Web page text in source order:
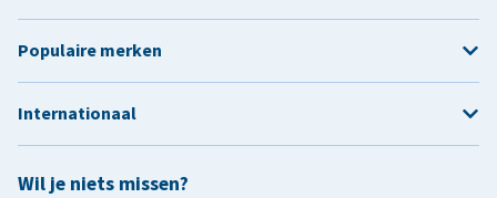
Wil je niets missen?
Populaire merken
Internationaal